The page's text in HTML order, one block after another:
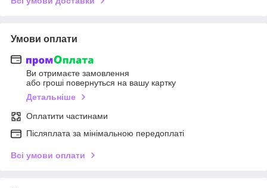
Умови оплати
Ви отримаєте замовлення
або гроші повернуться на вашу картку
Детальніше
Оплатити частинами
Післяплата за мінімальною передоплаті
Всі умови оплати